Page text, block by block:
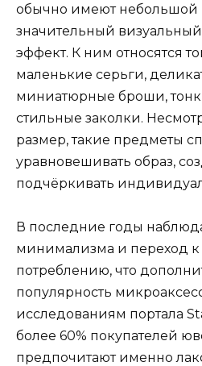
обычно имеют небольшой
значительный
эффект. К ним относятся
маленькие серьги,
миниатюрные броши,
стильные заколки.
размер, такие предметы
уравновешивать образ,
подчёркивать
В последние годы
минимализма и переход к
потреблению, что
популярность
исследованиям портала
более 60% покупателей
предпочитают именно